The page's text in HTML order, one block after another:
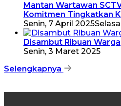
Mantan Wartawan
Komitmen Tingkatkan
Senin, 7 April 2025
Disambut Ribuan Warga
Senin, 3 Maret 2025
Selengkapnya